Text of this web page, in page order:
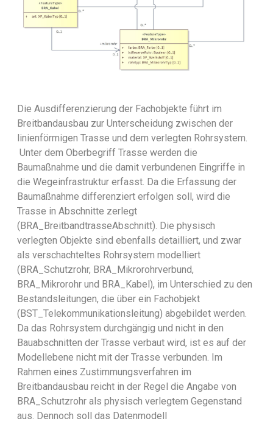
Die Ausdifferenzierung der Fachobjekte führt im
Breitbandausbau zur Unterscheidung zwischen der
linienförmigen Trasse und dem verlegten Rohrsystem.
Unter dem Oberbegriff Trasse werden die
Baumaßnahme und die damit verbundenen Eingriffe in
die Wegeinfrastruktur erfasst. Da die Erfassung der
Baumaßnahme differenziert erfolgen soll, wird die
Trasse in Abschnitte zerlegt
(BRA_BreitbandtrasseAbschnitt). Die physisch
verlegten Objekte sind ebenfalls detailliert, und zwar
als verschachteltes Rohrsystem modelliert
(BRA_Schutzrohr, BRA_Mikrorohrverbund,
BRA_Mikrorohr und BRA_Kabel), im Unterschied zu den
Bestandsleitungen, die über ein Fachobjekt
(BST_Telekommunikationsleitung) abgebildet werden.
Da das Rohrsystem durchgängig und nicht in den
Bauabschnitten der Trasse verbaut wird, ist es auf der
Modellebene nicht mit der Trasse verbunden. Im
Rahmen eines Zustimmungsverfahren im
Breitbandausbau reicht in der Regel die Angabe von
BRA_Schutzrohr als physisch verlegtem Gegenstand
aus. Dennoch soll das Datenmodell